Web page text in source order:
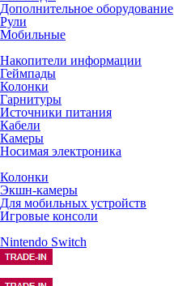
Дополнительное оборудование
Рули
Мобильные
Накопители информации
Геймпады
Колонки
Гарнитуры
Источники питания
Кабели
Камеры
Носимая электроника
Колонки
Экшн-камеры
Для мобильных устройств
Игровые консоли
Nintendo Switch